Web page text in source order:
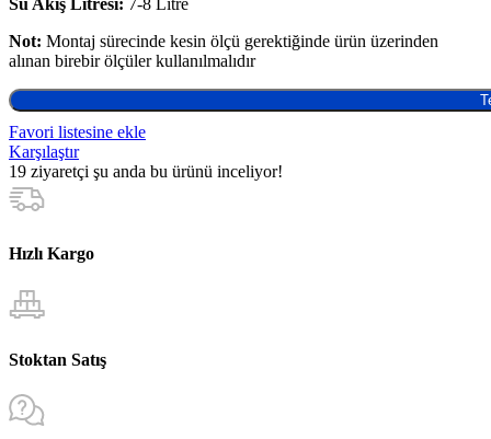
Not: Montaj sürecinde kesin ölçü gerektiğinde ürün üzerinden
alınan birebir ölçüler kullanılmalıdır
Favori listesine ekle
Karşılaştır
19 ziyaretçi şu anda bu ürünü inceliyor!
Hızlı Kargo
Stoktan Satış